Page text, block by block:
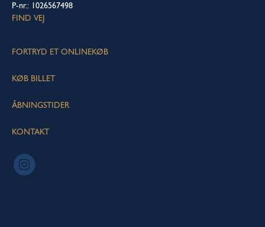
P-nr.: 1026567498
FIND VEJ
FORTRYD ET ONLINEKØB
KØB BILLET
ÅBNINGSTIDER
KONTAKT